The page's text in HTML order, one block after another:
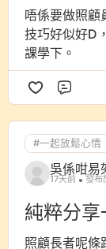
唔係要做照顧
技巧好似好D
課學下。
#一起放鬆心情
吳係咁易
17天前 發布
純粹分享
照顧長者呢條